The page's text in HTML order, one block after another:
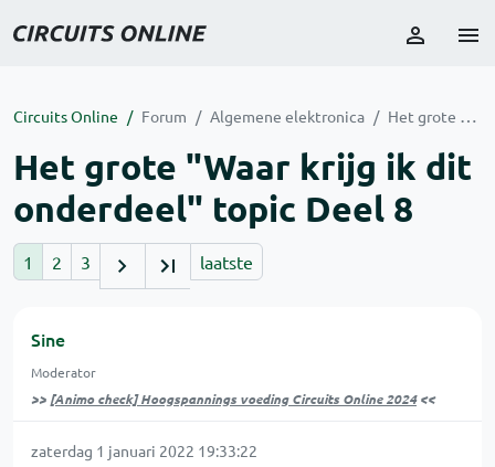
Circuits Online Forum Algemene elektronica Het grote "Waar krijg ik dit onderdeel" topic Deel 8
Het grote "Waar krijg ik dit
onderdeel" topic Deel 8
1 2 3 laatste
Sine
Moderator
>> [Animo check] Hoogspannings voeding Circuits Online 2024<<
zaterdag 1 januari 2022 19:33:22